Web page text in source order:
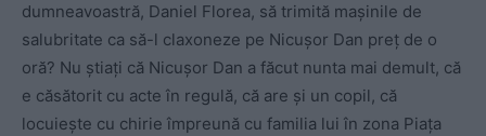
dumneavoastră, Daniel Florea, să trimită mașinile de
salubritate ca să-l claxoneze pe Nicușor Dan preț de o
oră? Nu știați că Nicușor Dan a făcut nunta mai demult, că
e căsătorit cu acte în regulă, că are și un copil, că
locuiește cu chirie împreună cu familia lui în zona Piața